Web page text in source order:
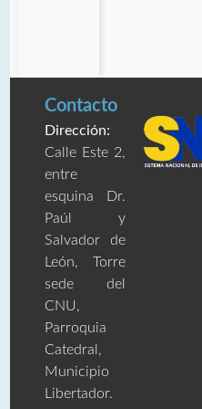
Contacto
Dirección:
Calle Este 2,
entre
esquina Dr.
Paúl y
Salvador de
León, Torre
sede del
CNU,
Parroquia
Catedral,
Municipio
Libertador.